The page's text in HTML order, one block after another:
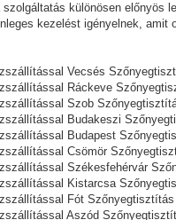
különösen előnyös
kezelést igényelnek, amit
Vecsés
Ráckeve
Szob
Budakeszi
Budapest
Csömör
Székesfehérvár
Kistarcsa
Fót
Aszód